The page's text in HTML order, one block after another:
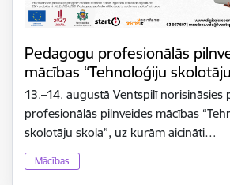
Pedagogu profesionālās
mācības “Tehnoloģiju
13.–14. augustā Ventspilī norisināsies
profesionālās pilnveides mācības
skolotāju skola”, uz kurām aicināti…
Mācības